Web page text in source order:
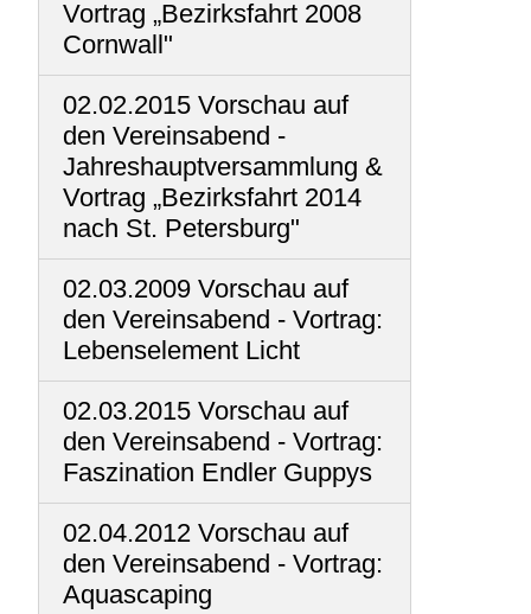
Vortrag „Bezirksfahrt 2008
Cornwall"
02.02.2015 Vorschau auf
den Vereinsabend -
Jahreshauptversammlung &
Vortrag „Bezirksfahrt 2014
nach St. Petersburg"
02.03.2009 Vorschau auf
den Vereinsabend - Vortrag:
Lebenselement Licht
02.03.2015 Vorschau auf
den Vereinsabend - Vortrag:
Faszination Endler Guppys
02.04.2012 Vorschau auf
den Vereinsabend - Vortrag:
Aquascaping